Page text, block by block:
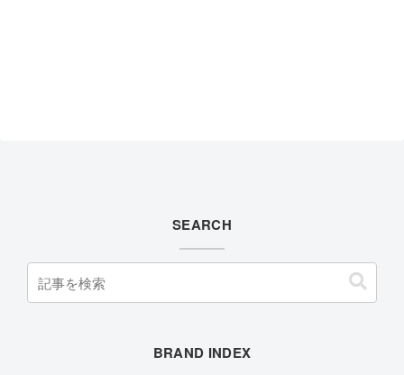
SEARCH
BRAND INDEX